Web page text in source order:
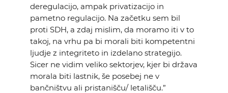
deregulacijo, ampak privatizacijo in
pametno regulacijo. Na začetku sem bil
proti SDH, a zdaj mislim, da moramo iti v to
takoj, na vrhu pa bi morali biti kompetentni
ljudje z integriteto in izdelano strategijo.
Sicer ne vidim veliko sektorjev, kjer bi država
morala biti lastnik, še posebej ne v
bančništvu ali pristanišču/ letališču.”